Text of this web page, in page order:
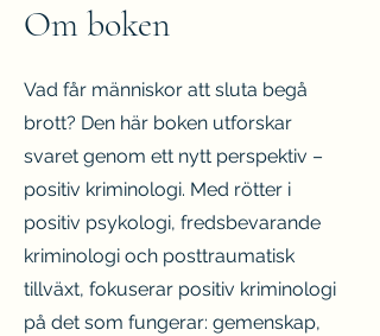
Om boken
Vad får människor att sluta begå
brott? Den här boken utforskar
svaret genom ett nytt perspektiv –
positiv kriminologi. Med rötter i
positiv psykologi, fredsbevarande
kriminologi och posttraumatisk
tillväxt, fokuserar positiv kriminologi
på det som fungerar: gemenskap,